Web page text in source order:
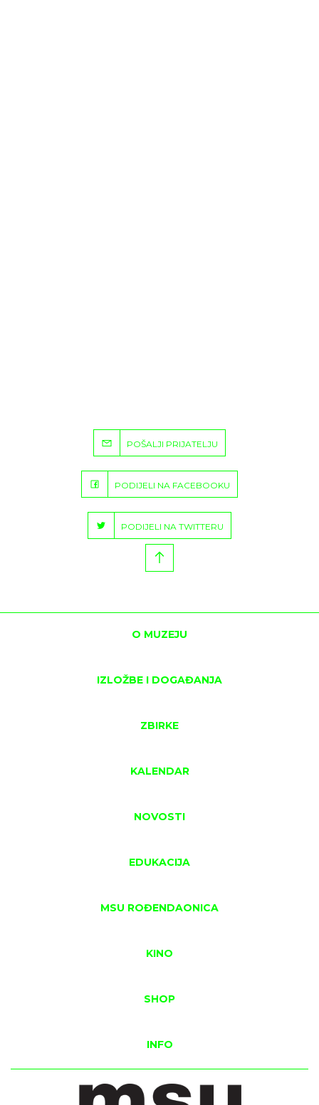
POŠALJI PRIJATELJU
PODIJELI NA FACEBOOKU
PODIJELI NA TWITTERU
O MUZEJU
IZLOŽBE I DOGAĐANJA
ZBIRKE
KALENDAR
NOVOSTI
EDUKACIJA
MSU ROĐENDAONICA
KINO
SHOP
INFO